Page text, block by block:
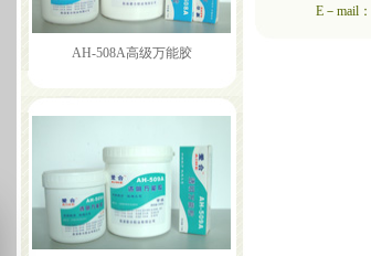
AH-508A高级万能胶
E－mail：